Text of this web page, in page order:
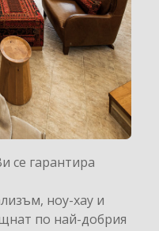
се гарантира
ноу-хау и
по най-добрия